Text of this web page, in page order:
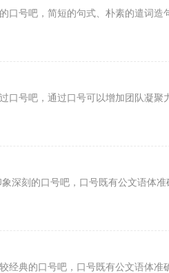
口号吧，简短的句式、朴素的遣词造
口号吧，通过口号可以增加团队凝聚
深刻的口号吧，口号既有公文语体准
典的口号吧，口号既有公文语体准